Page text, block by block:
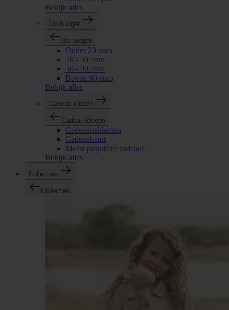
Bekijk alles
Op budget
Op budget
Onder 20 euro
20 - 50 euro
50 - 90 euro
Boven 90 euro
Bekijk alles
Cadeau-ideeën
Cadeau-ideeën
Cadeaupakketten
Cadeaukaart
Meest populaire cadeaus
Bekijk alles
Collecties
Collecties